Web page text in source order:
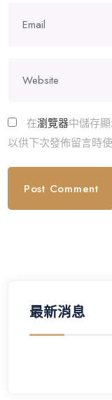
在瀏覽器中儲存
以供下次發佈留言時
最新消息